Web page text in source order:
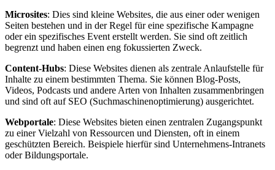
Microsites: Dies sind kleine Websites, die aus einer oder wenigen
Seiten bestehen und in der Regel für eine spezifische Kampagne
oder ein spezifisches Event erstellt werden. Sie sind oft zeitlich
begrenzt und haben einen eng fokussierten Zweck.
Content-Hubs: Diese Websites dienen als zentrale Anlaufstelle für
Inhalte zu einem bestimmten Thema. Sie können Blog-Posts,
Videos, Podcasts und andere Arten von Inhalten zusammenbringen
und sind oft auf SEO (Suchmaschinenoptimierung) ausgerichtet.
Webportale: Diese Websites bieten einen zentralen Zugangspunkt
zu einer Vielzahl von Ressourcen und Diensten, oft in einem
geschützten Bereich. Beispiele hierfür sind Unternehmens-Intranets
oder Bildungsportale.